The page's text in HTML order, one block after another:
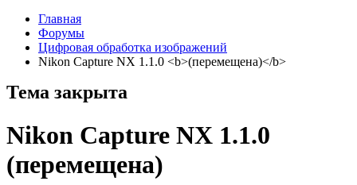
Главная
Форумы
Цифровая обработка изображений
Nikon Capture NX 1.1.0 <b>(перемещена)</b>
Тема закрыта
Nikon Capture NX 1.1.0
(перемещена)